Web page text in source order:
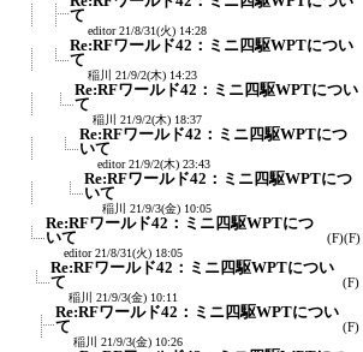
て
editor 21/8/31(火) 14:28
Re:RFワールド42：ミニ四駆WPTについ
て
稲川 21/9/2(木) 14:23
Re:RFワールド42：ミニ四駆WPTについ
て
稲川 21/9/2(木) 18:37
Re:RFワールド42：ミニ四駆WPTにつ
いて
editor 21/9/2(木) 23:43
Re:RFワールド42：ミニ四駆WPTにつ
いて
稲川 21/9/3(金) 10:05
Re:RFワールド42：ミニ四駆WPTにつ
いて
editor 21/8/31(火) 18:05
(F)(F)
Re:RFワールド42：ミニ四駆WPTについ
て
稲川 21/9/3(金) 10:11
(F)
Re:RFワールド42：ミニ四駆WPTについ
て
稲川 21/9/3(金) 10:26
(F)